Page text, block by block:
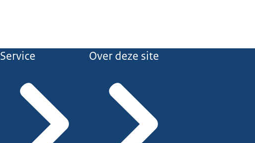
Service Over deze site